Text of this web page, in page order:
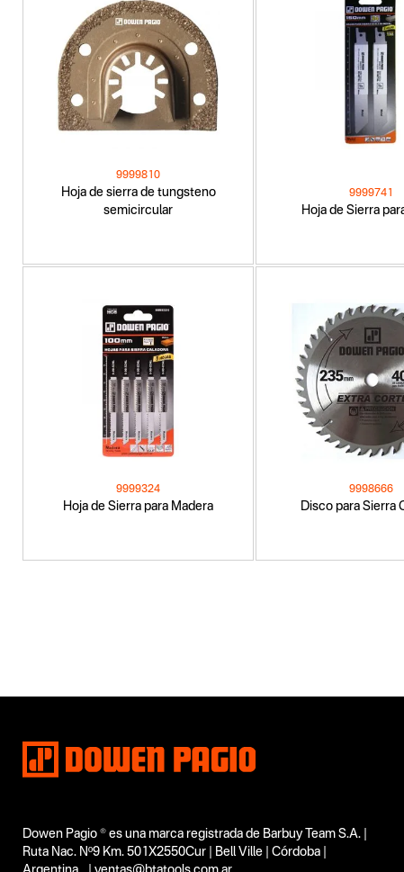
Hoja de sierra de tungsteno
semicircular
9999810
Hoja de Sierra
9999741
Hoja de Sierra para Madera
9999324
Disco para Sierra
9998666
Segmentos - pendiente
No items found.
Funcion o uso
Dowen Pagio ® es una marca registrada de Barbuy Team S.A. |
Ruta Nac. Nº9 Km. 501X2550Cur | Bell Ville | Córdoba |